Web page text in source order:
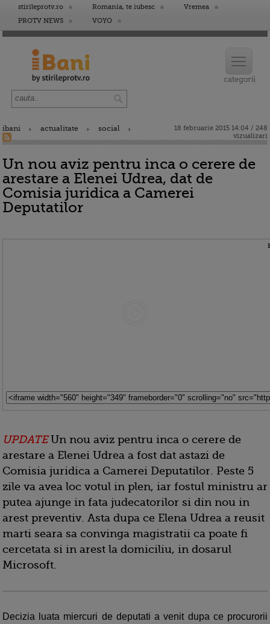
stirileprotv.ro Romania, te iubesc
Vremea
PROTV NEWS
VOYO
ibani actualitate social
18 februarie 2015 14:04 / 248
vizualizari
Un nou aviz pentru inca o cerere de
arestare a Elenei Udrea, dat de
Comisia juridica a Camerei
Deputatilor
UPDATEUn nou aviz pentru inca o cerere de
arestare a Elenei Udrea a fost dat astazi de
Comisia juridica a Camerei Deputatilor. Peste 5
zile va avea loc votul in plen, iar fostul ministru ar
putea ajunge in fata judecatorilor si din nou in
arest preventiv. Asta dupa ce Elena Udrea a reusit
marti seara sa convinga magistratii ca poate fi
cercetata si in arest la domiciliu, in dosarul
Microsoft.
Decizia luata miercuri de deputati a venit dupa ce procurorii